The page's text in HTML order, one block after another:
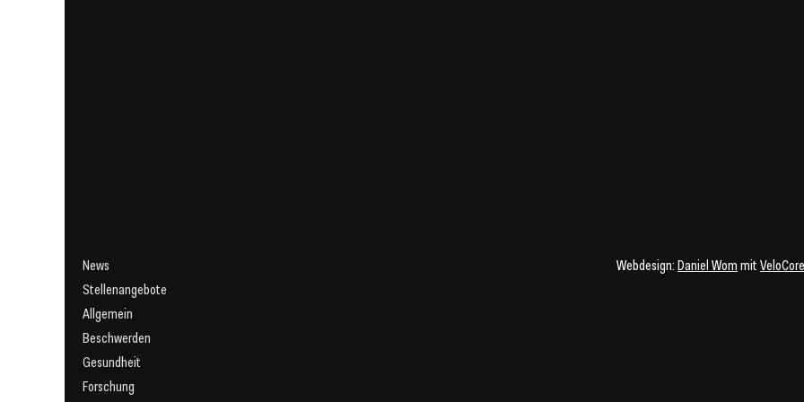
News
Stellenangebote
Allgemein
Beschwerden
Gesundheit
Forschung
Webdesign:Daniel WommitVeloCore